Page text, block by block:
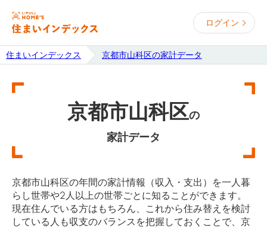
ログイン
住まいインデックス 京都市山科区の家計データ
京都市山科区の
家計データ
京都市山科区の年間の家計情報（収入・支出）を一人暮
らし世帯や2人以上の世帯ごとに知ることができます。
現在住んでいる方はもちろん、これから住み替えを検討
している人も収支のバランスを把握しておくことで、京